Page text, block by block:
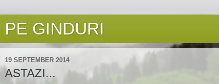
PE GINDURI
19 SEPTEMBER 2014
ASTAZI...